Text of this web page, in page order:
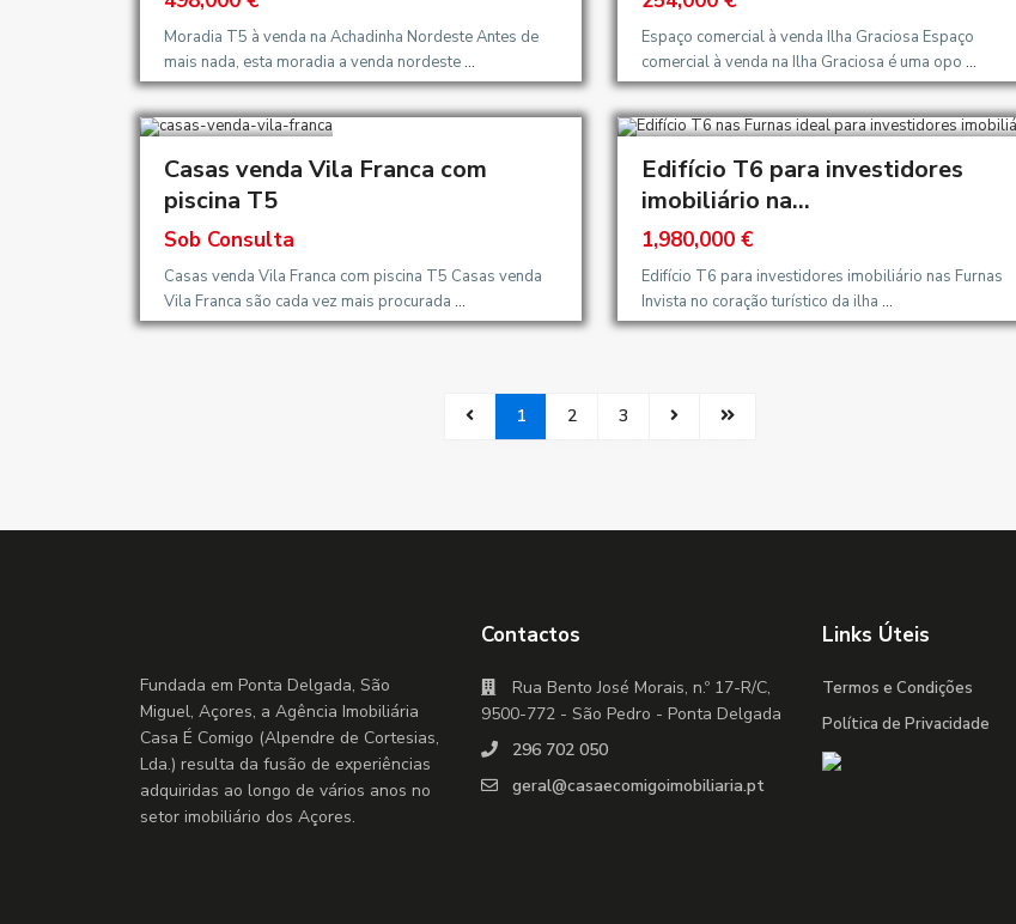
Moradia T5 à venda na Achadinha Nordeste Antes de
mais nada, esta moradia a venda nordeste...
Espaço comercial à venda Ilha Graciosa Espaço
comercial à venda na Ilha Graciosa é uma opo ...
Casas venda Vila Franca com
piscina T5
Sob Consulta
Casas venda Vila Franca com piscina T5 Casas venda
Vila Franca são cada vez mais procurada ...
Edifício T6 para investidores
imobiliário na...
1,980,000 €
Edifício T6 para investidores imobiliário nas Furnas
Invista no coração turístico da ilha ...
1 2 3
Fundada em Ponta Delgada, São
Miguel, Açores, a Agência Imobiliária
Casa É Comigo (Alpendre de Cortesias,
Lda.) resulta da fusão de experiências
adquiridas ao longo de vários anos no
setor imobiliário dos Açores.
Contactos
Rua Bento José Morais, n.º 17-R/C,
9500-772 - São Pedro - Ponta Delgada
296 702 050
geral@casaecomigoimobiliaria.pt
Links Úteis
Termos e Condições
Política de Privacidade